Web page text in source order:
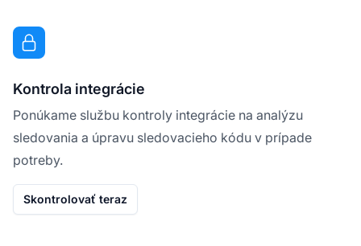
Kontrola integrácie
Ponúkame službu kontroly integrácie na analýzu
sledovania a úpravu sledovacieho kódu v prípade
potreby.
Skontrolovať teraz